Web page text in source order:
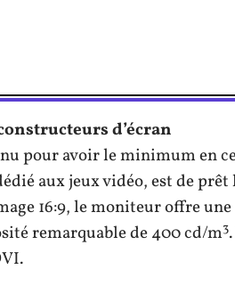
d’écran
pour avoir le minimum en
aux jeux vidéo, est de prêt
16:9, le moniteur offre une
remarquable de 400 cd/m3